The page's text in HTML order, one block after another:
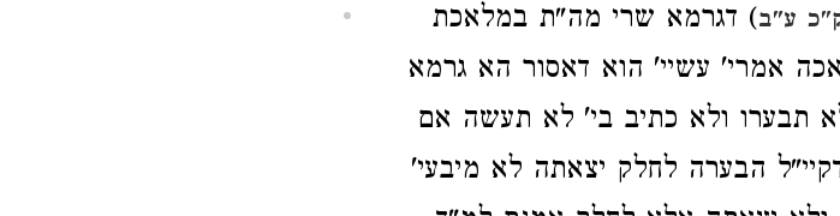
ע"ב) דגרמא שרי מה"ת במלאכת
אמרי' עשיי' הוא דאסור הא גרמא
תבערו ולא כתיב בי' לא תעשה אם
הבערה לחלק יצאתה לא מיבעי'